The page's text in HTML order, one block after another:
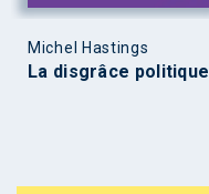
Michel Hastings
La disgrâce politique